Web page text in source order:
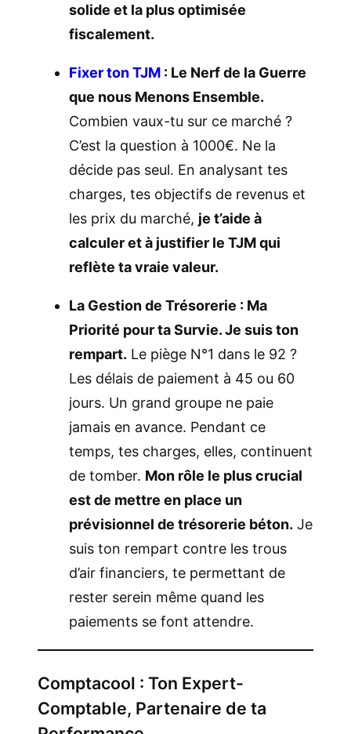
solide et la plus optimisée
fiscalement.
Fixer ton TJM : Le Nerf de la Guerre
que nous Menons Ensemble.
Combien vaux-tu sur ce marché ?
C’est la question à 1000€. Ne la
décide pas seul. En analysant tes
charges, tes objectifs de revenus et
les prix du marché, je t’aide à
calculer et à justifier le TJM qui
reflète ta vraie valeur.
La Gestion de Trésorerie : Ma
Priorité pour ta Survie. Je suis ton
rempart. Le piège N°1 dans le 92 ?
Les délais de paiement à 45 ou 60
jours. Un grand groupe ne paie
jamais en avance. Pendant ce
temps, tes charges, elles, continuent
de tomber. Mon rôle le plus crucial
est de mettre en place un
prévisionnel de trésorerie béton. Je
suis ton rempart contre les trous
d’air financiers, te permettant de
rester serein même quand les
paiements se font attendre.
Comptacool : Ton Expert-
Comptable, Partenaire de ta